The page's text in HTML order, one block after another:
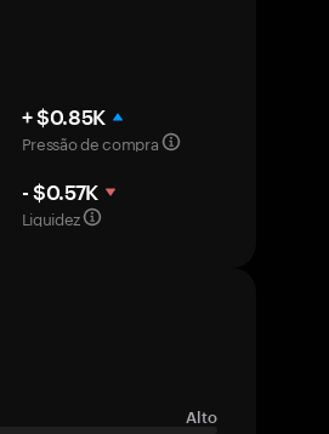
+ $0.85K
Pressão de compra
- $0.57K
Liquidez
Alto